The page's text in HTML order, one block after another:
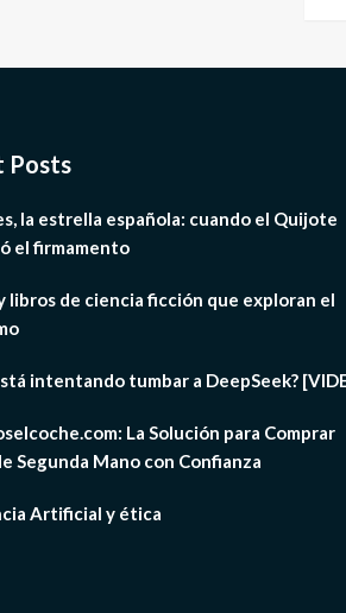
Posts
la estrella española: cuando el Quijote
el firmamento
libros de ciencia ficción que exploran el
intentando tumbar a DeepSeek?
La Solución para Comprar
Segunda Mano con Confianza
Artificial y ética